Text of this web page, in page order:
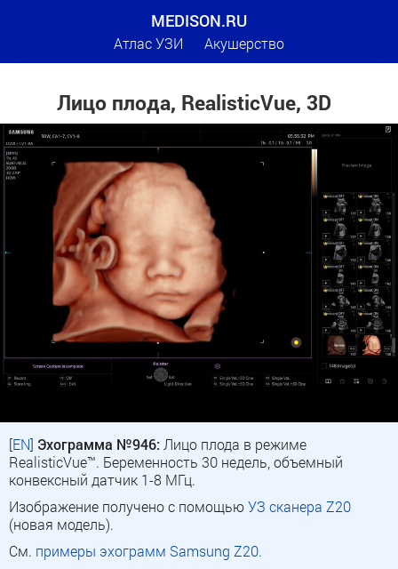
MEDISON.RU
Атлас УЗИ Акушерство
Лицо плода, RealisticVue, 3D
[EN] Эхограмма №946: Лицо плода в режиме
RealisticVue™. Беременность 30 недель, объемный
конвексный датчик 1-8 МГц.
Изображение получено с помощьюУЗ сканера Z20
(новая модель).
См. примеры эхограмм Samsung Z20.